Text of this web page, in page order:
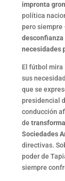
impronta
política
pero siempre
desconfianza
necesidades
El fútbol mira
sus
que se
presidencial
conducción
de
Sociedades
directivas.
poder de
siempre